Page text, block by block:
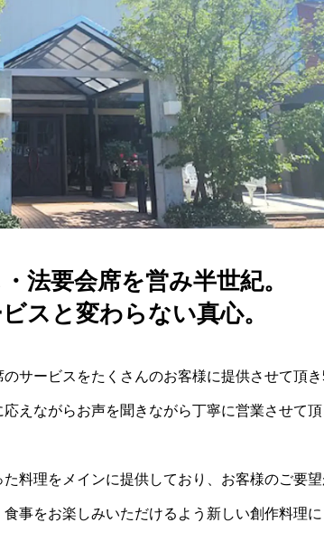
法要会席を営み半世紀。
スと変わらない真心。
サービスをたくさんのお客様に提供させて頂
えながらお声を聞きながら丁寧に営業させて頂
料理をメインに提供しており、お客様のご要
事をお楽しみいただけるよう新しい創作料理に